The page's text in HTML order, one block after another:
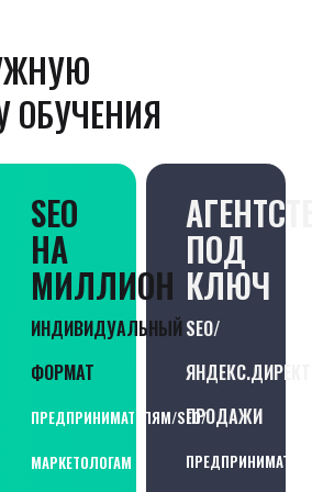
ОБУЧЕНИЯ
SEO/
SEO
НА
МИЛЛИОН
ИНДИВИДУАЛЬНЫЙ
ФОРМАТ
ПРЕДПРИНИМАТЕЛЯМ/SEO/
МАРКЕТОЛОГАМ
ПОД
КЛЮЧ
SEO/
ПРОДАЖИ